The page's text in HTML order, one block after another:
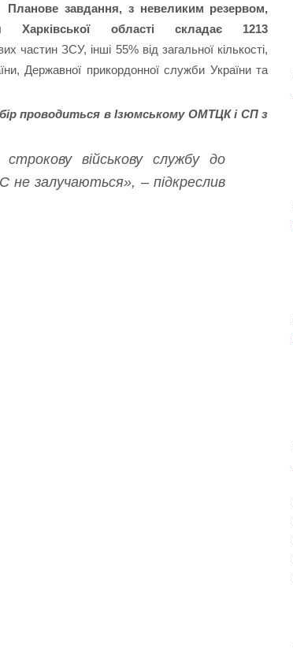
Планове завдання, з невеликим резервом,
Харківської області складає 1213
частин ЗСУ, інші 55% від загальної кількості,
Державної прикордонної служби України та
проводиться в Ізюмському ОМТЦК і СП з
військову службу до
не залучаються», – підкреслив